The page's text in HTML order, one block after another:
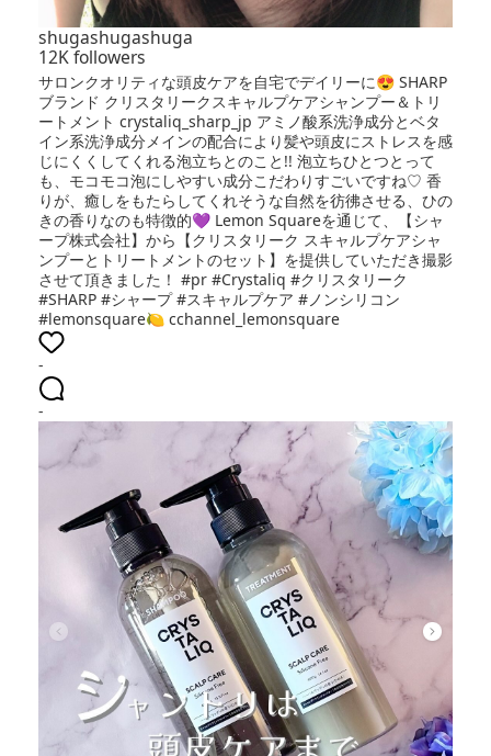
shugashugashuga
12K followers
サロンクオリティな頭皮ケアを自宅でデイリーに😍 SHARP
ブランド クリスタリークスキャルプケアシャンプー＆トリ
ートメント crystaliq_sharp_jp アミノ酸系洗浄成分とベタ
イン系洗浄成分メインの配合により髪や頭皮にストレスを感
じにくくしてくれる泡立ちとのこと!! 泡立ちひとつとって
も、モコモコ泡にしやすい成分こだわりすごいですね♡ 香
りが、癒しをもたらしてくれそうな自然を彷彿させる、ひの
きの香りなのも特徴的💜 Lemon Squareを通じて、【シャ
ープ株式会社】から【クリスタリーク スキャルプケアシャ
ンプーとトリートメントのセット】を提供していただき撮影
させて頂きました！ #pr #Crystaliq #クリスタリーク
#SHARP #シャープ #スキャルプケア #ノンシリコン
#lemonsquare🍋 cchannel_lemonsquare
-
-